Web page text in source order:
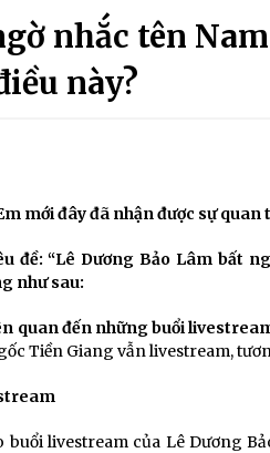
nhắc tên
này?
mới đây đã nhận được sự
đề: “Lê Dương Bảo Lâm bất
như sau:
quan đến những buổi
Tiền Giang vẫn livestream,
livestream của Lê Dương